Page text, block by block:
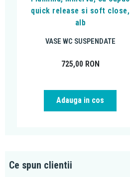
quick release si soft close,
alb
VASE WC SUSPENDATE
725,00 RON
Adauga in cos
Ce spun clientii